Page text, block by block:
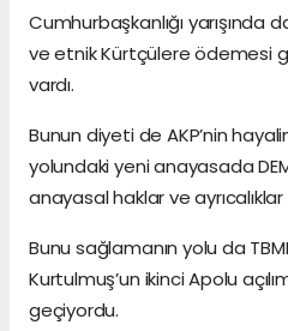
Cumhurbaşkanlığı yarışında
ve etnik Kürtçülere ödemesi
vardı.
Bunun diyeti de AKP’nin
yolundaki yeni anayasada
anayasal haklar ve
Bunu sağlamanın yolu da
Kurtulmuş’un ikinci Apolu
geçiyordu.